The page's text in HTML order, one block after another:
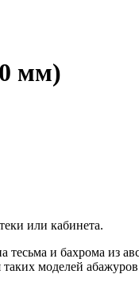
мм)
или кабинета.
и бахрома из
моделей